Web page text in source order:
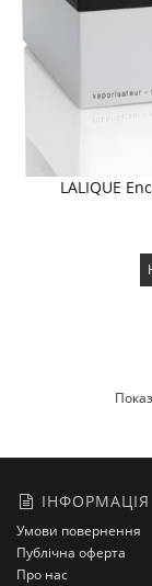
LALIQUE
ІНФОРМАЦІЯ
Умови повернення
Публічна оферта
Про нас